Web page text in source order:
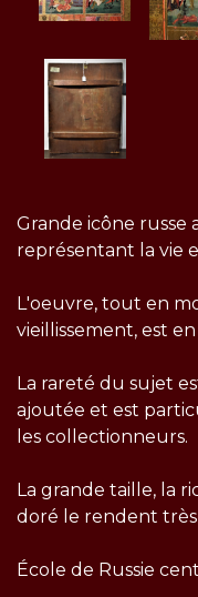
Grande icône russe
représentant la vie
L'oeuvre, tout en
vieillissement, est
La rareté du sujet
ajoutée et est
les collectionneurs.
La grande taille, la
doré le rendent très
École de Russie